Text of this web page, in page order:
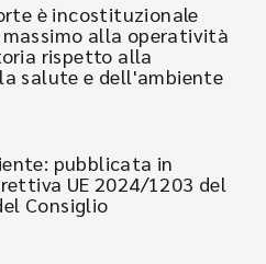
è incostituzionale
alla operatività
rispetto alla
salute e dell'ambiente
pubblicata in
UE 2024/1203 del
Consiglio